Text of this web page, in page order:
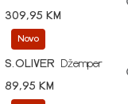
309,95 KM
Novo
S.OLIVER
Džemper
89,95 KM